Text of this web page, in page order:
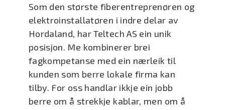
Som den største fiberentreprenøren og
elektroinstallatøren i indre delar av
Hordaland, har Teltech AS ein unik
posisjon. Me kombinerer brei
fagkompetanse med ein nærleik til
kunden som berre lokale firma kan
tilby. For oss handlar ikkje ein jobb
berre om å strekkje kablar, men om å